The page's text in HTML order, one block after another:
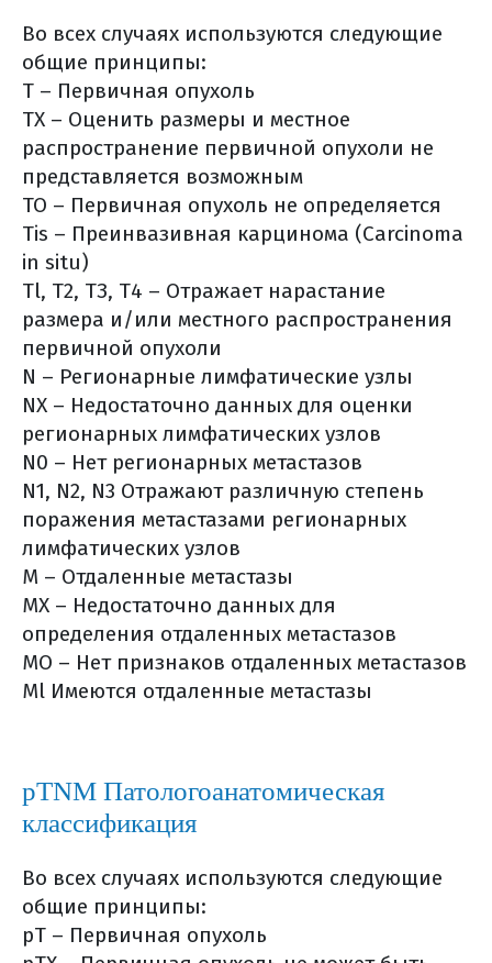
восстановление после
операции
лимфостаз – профилактика и
лечение
хирургическое лечение (общая
информация)
виды хирургического лечения
что необходимо сообщить
врачу накануне операции
за две недели до операции
питание до операции
что взять с собой в больницу?
накануне операции
в день операции
сразу после операции (в
реанимации)
ранняя активация
в больничной палате
осложнения после
хирургического лечения
борьба с болью
уход за послеоперационной
лучевая терапия (общая
информация)
виды лучевой терапии
дистанционная лучевая
терапия
Во всех случаях используются следующие
общие принципы:
Т – Первичная опухоль
ТХ – Оценить размеры и местное
распространение первичной опухоли не
представляется возможным
ТО – Первичная опухоль не определяется
Tis – Преинвазивная карцинома (Carcinoma
in situ)
Tl, T2, ТЗ, Т4 – Отражает нарастание
размера и/или местного распространения
первичной опухоли
N – Регионарные лимфатические узлы
NX – Недостаточно данных для оценки
регионарных лимфатических узлов
N0 – Нет регионарных метастазов
N1, N2, N3 Отражают различную степень
поражения метастазами регионарных
лимфатических узлов
М – Отдаленные метастазы
MX – Недостаточно данных для
определения отдаленных метастазов
МО – Нет признаков отдаленных метастазов
Ml Имеются отдаленные метастазы
pTNM Патологоанатомическая
классификация
Во всех случаях используются следующие
общие принципы:
рТ – Первичная опухоль